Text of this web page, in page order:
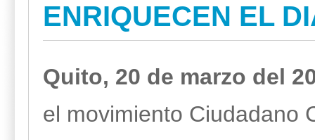
ENRIQUECEN EL
Quito, 20 de marzo del
el movimiento Ciudadano